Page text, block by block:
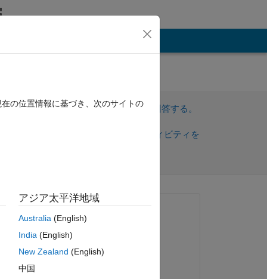
サインインしてこの質問に回答する。
サインインしてアクティビティを
2024 年 6 月 13 日
の位置情報に基づき、次のサイトの
アジア太平洋地域
Australia(English)
India(English)
New Zealand (English)
中国